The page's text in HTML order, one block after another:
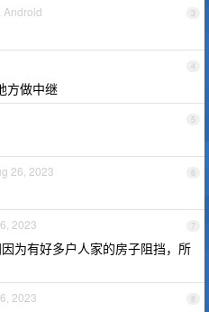
3
Android
4
方做中继
5
6
26, 2023
7
2023
为有好多户人家的房子阻挡，所
8
2023